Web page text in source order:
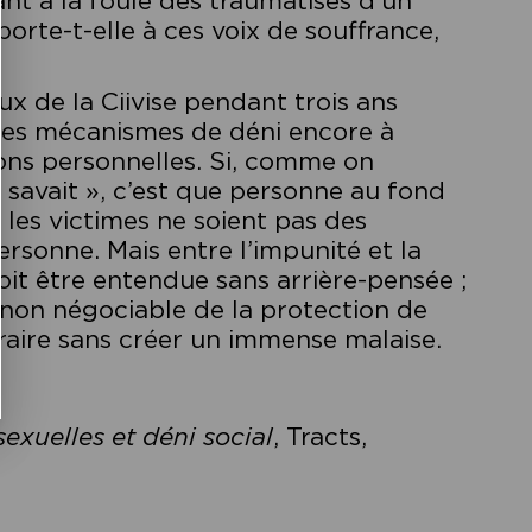
t-elle à ces voix de souffrance,
de la Ciivise pendant trois ans
mécanismes de déni encore à
personnelles. Si, comme on
», c’est que personne au fond
victimes ne soient pas des
Mais entre l’impunité et la
être entendue sans arrière-pensée ;
négociable de la protection de
sans créer un immense malaise.
et déni social, Tracts,